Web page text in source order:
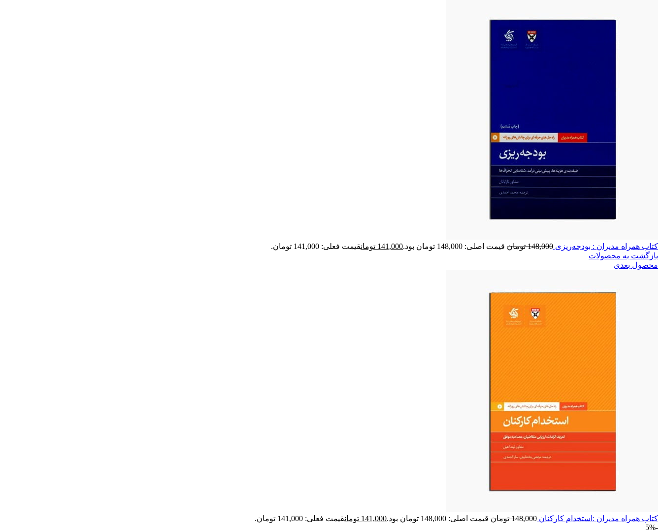
کتاب همراه مدیران : بودجه‌ریزی 148,000 تومان قیمت اصلی: 148,000 تومان بود. 141,000 تومانقیمت فعلی: 141,000 تومان.
بازگشت به محصولات
محصول بعدی
کتاب همراه مدیران :استخدام کارکنان 148,000 تومان قیمت اصلی: 148,000 تومان بود. 141,000 تومانقیمت فعلی: 141,000 تومان.
-5%